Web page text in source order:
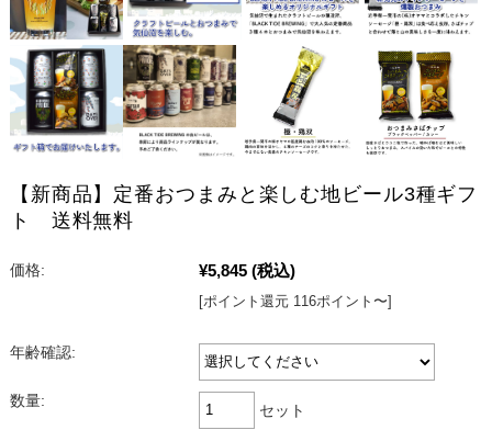
【新商品】定番おつまみと楽しむ地ビール3種ギフ
ト 送料無料
価格: ¥5,845 (税込)
[ポイント還元 116ポイント〜]
年齢確認:
数量:
セット